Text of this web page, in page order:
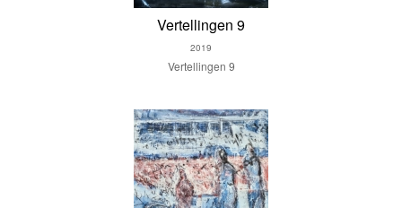
Vertellingen 9
2019
Vertellingen 9